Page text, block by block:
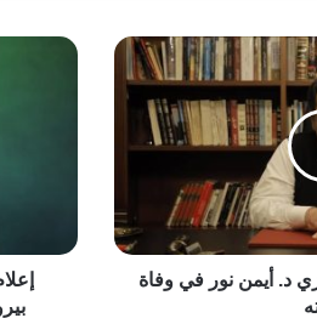
د. أيمن نور في وفاة
إعلام
استهدفت